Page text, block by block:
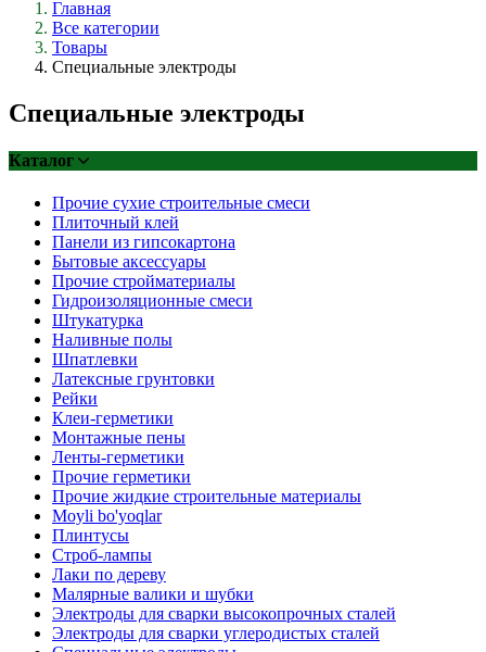
Главная
Все категории
Товары
Специальные электроды
Специальные электроды
Каталог
Прочие сухие строительные смеси
Плиточный клей
Панели из гипсокартона
Бытовые аксессуары
Прочие стройматериалы
Гидроизоляционные смеси
Штукатурка
Наливные полы
Шпатлевки
Латексные грунтовки
Рейки
Клеи-герметики
Монтажные пены
Ленты-герметики
Прочие герметики
Прочие жидкие строительные материалы
Moyli bo'yoqlar
Плинтусы
Строб-лампы
Лаки по дереву
Малярные валики и шубки
Электроды для сварки высокопрочных сталей
Электроды для сварки углеродистых сталей